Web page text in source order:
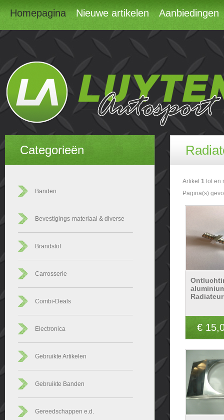
Homepagina Nieuwe artikelen Aanbiedingen
Categorieën
Banden
Bevestigings-materiaal & diverse
Brandstof
Carrosserie
Combi-Deals
Electronica
Gebruikte Artikelen
Gebruikte Banden
Gereedschappen e.d.
Artikel 1 tot en
Pagina(s)
€